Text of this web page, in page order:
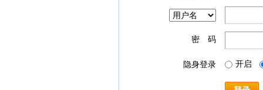
密 码
隐身登录 开启